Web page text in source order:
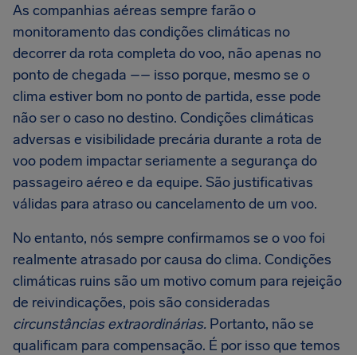
As companhias aéreas sempre farão o
monitoramento das condições climáticas no
decorrer da rota completa do voo, não apenas no
ponto de chegada –– isso porque, mesmo se o
clima estiver bom no ponto de partida, esse pode
não ser o caso no destino. Condições climáticas
adversas e visibilidade precária durante a rota de
voo podem impactar seriamente a segurança do
passageiro aéreo e da equipe. São justificativas
válidas para atraso ou cancelamento de um voo.
No entanto, nós sempre confirmamos se o voo foi
realmente atrasado por causa do clima. Condições
climáticas ruins são um motivo comum para rejeição
de reivindicações, pois são consideradas
circunstâncias extraordinárias. Portanto, não se
qualificam para compensação. É por isso que temos